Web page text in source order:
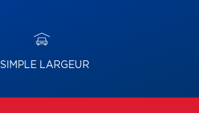
SIMPLE LARGEUR